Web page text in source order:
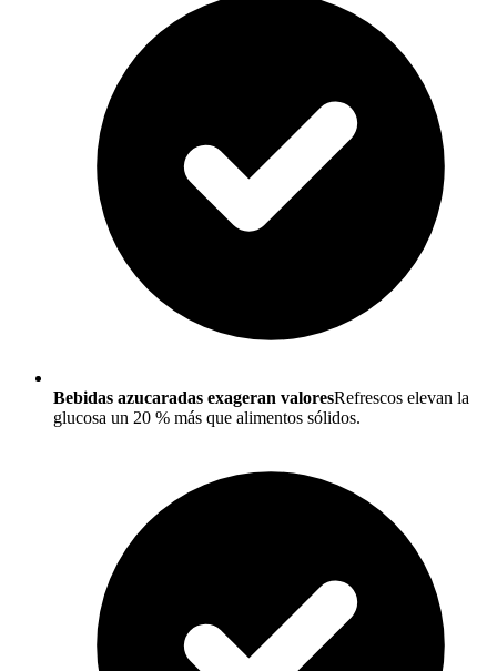
Bebidas azucaradas exageran valoresRefrescos elevan la
glucosa un 20 % más que alimentos sólidos.